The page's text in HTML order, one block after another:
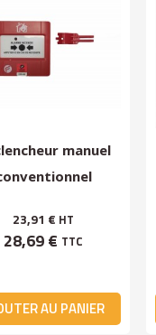
manuel
–...
23,91 € HT
28,69 € TTC
AU PANIER